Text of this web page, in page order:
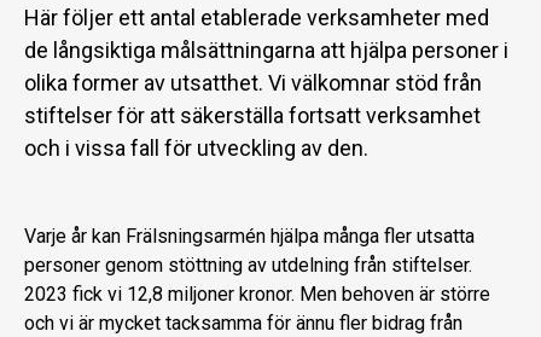
Här följer ett antal etablerade verksamheter med
de långsiktiga målsättningarna att hjälpa personer i
olika former av utsatthet. Vi välkomnar stöd från
stiftelser för att säkerställa fortsatt verksamhet
och i vissa fall för utveckling av den.
Varje år kan Frälsningsarmén hjälpa många fler utsatta
personer genom stöttning av utdelning från stiftelser.
2023 fick vi 12,8 miljoner kronor. Men behoven är större
och vi är mycket tacksamma för ännu fler bidrag från